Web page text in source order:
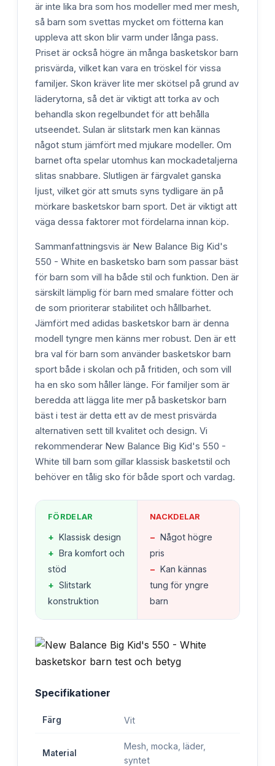
är inte lika bra som hos modeller med mer mesh,
så barn som svettas mycket om fötterna kan
uppleva att skon blir varm under långa pass.
Priset är också högre än många basketskor barn
prisvärda, vilket kan vara en tröskel för vissa
familjer. Skon kräver lite mer skötsel på grund av
läderytorna, så det är viktigt att torka av och
behandla skon regelbundet för att behålla
utseendet. Sulan är slitstark men kan kännas
något stum jämfört med mjukare modeller. Om
barnet ofta spelar utomhus kan mockadetaljerna
slitas snabbare. Slutligen är färgvalet ganska
ljust, vilket gör att smuts syns tydligare än på
mörkare basketskor barn sport. Det är viktigt att
väga dessa faktorer mot fördelarna innan köp.
Sammanfattningsvis är New Balance Big Kid's
550 - White en basketsko barn som passar bäst
för barn som vill ha både stil och funktion. Den är
särskilt lämplig för barn med smalare fötter och
de som prioriterar stabilitet och hållbarhet.
Jämfört med adidas basketskor barn är denna
modell tyngre men känns mer robust. Den är ett
bra val för barn som använder basketskor barn
sport både i skolan och på fritiden, och som vill
ha en sko som håller länge. För familjer som är
beredda att lägga lite mer på basketskor barn
bäst i test är detta ett av de mest prisvärda
alternativen sett till kvalitet och design. Vi
rekommenderar New Balance Big Kid's 550 -
White till barn som gillar klassisk basketstil och
behöver en tålig sko för både sport och vardag.
FÖRDELAR
+ Klassisk design
+ Bra komfort och
stöd
+ Slitstark
konstruktion
NACKDELAR
− Något högre
pris
− Kan kännas
tung för yngre
barn
Specifikationer
Färg Vit
Material
Mesh, mocka, läder,
syntet